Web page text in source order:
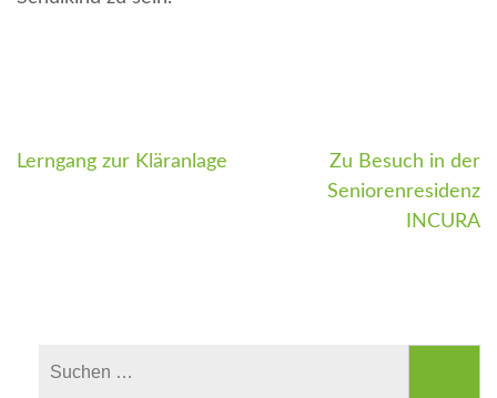
Beitragsnavigation
Lerngang zur Kläranlage
Zu Besuch in der
Seniorenresidenz
INCURA